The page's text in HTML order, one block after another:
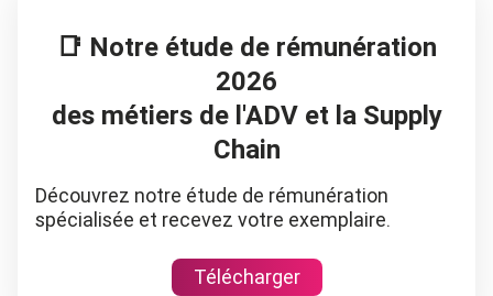
📑 Notre étude de rémunération
2026
des métiers de l'ADV et la Supply
Chain
Découvrez notre étude de rémunération
spécialisée et recevez votre exemplaire.
Télécharger